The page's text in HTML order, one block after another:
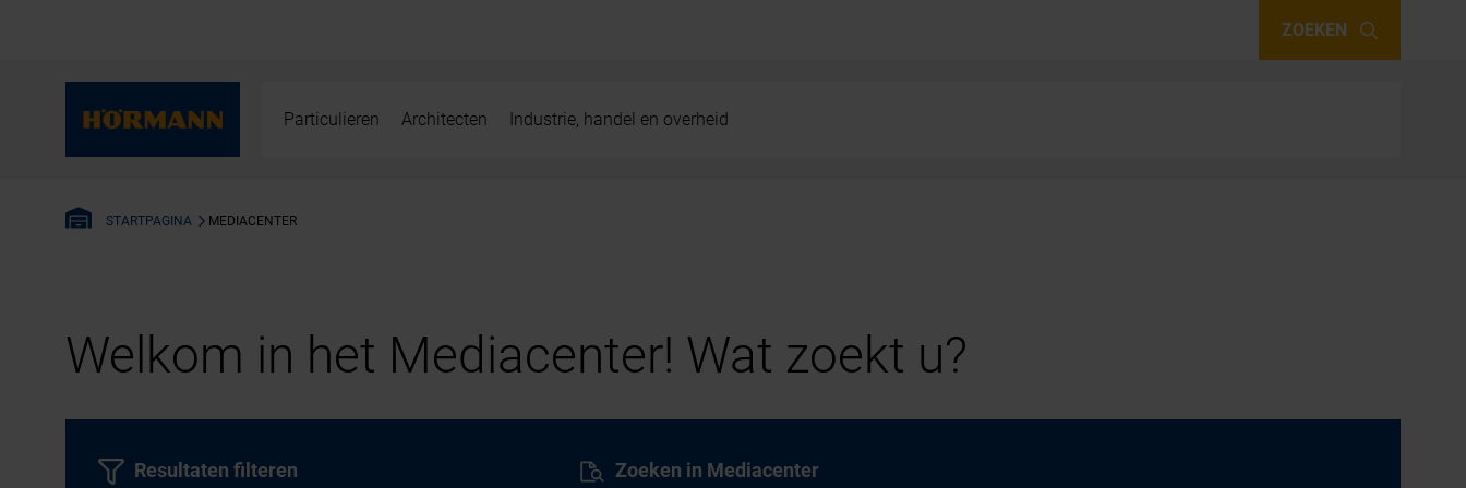
ZOEKEN
Particulieren Architecten Industrie, handel en overheid
STARTPAGINA MEDIACENTER
Welkom in het Mediacenter! Wat zoekt u?
Zoeken in Mediacenter
Resultaten filteren